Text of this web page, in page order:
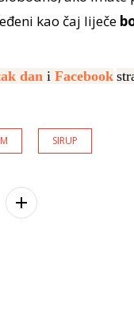
kao čaj liječe
dani Facebook
SIRUP